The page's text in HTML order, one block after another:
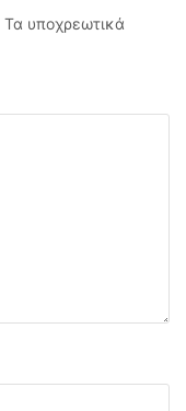
Τα υποχρεωτικά